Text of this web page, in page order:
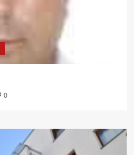
0